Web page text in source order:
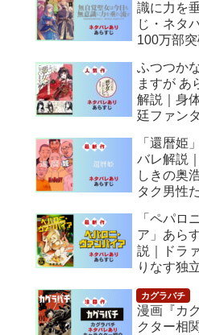
識に力を
じ・ネタ
100万部
逆転人生
ふつつか
ますが あ
解説｜身
廷ファン
「還暦姫
バレ解説
しきの奥
タク男性
「ペパロ
ア」あら
説｜ドラ
りなす独
漫画『カ
クター相